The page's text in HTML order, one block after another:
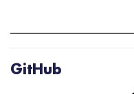
GitHub